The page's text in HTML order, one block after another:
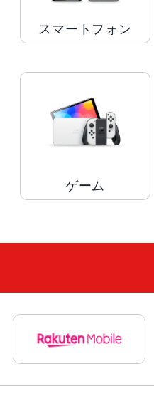
スマートフォン
ゲーム